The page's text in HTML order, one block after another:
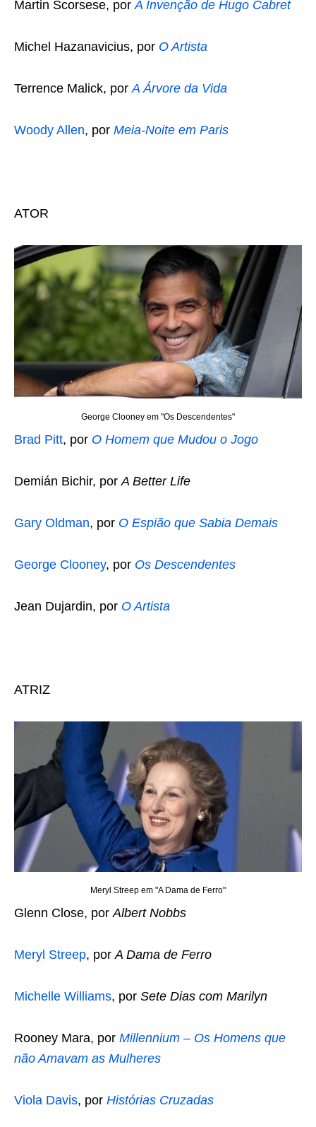
Martin Scorsese, porA Invenção de Hugo Cabret
Michel Hazanavicius, por O Artista
Terrence Malick, porA Árvore da Vida
Woody Allen, por Meia-Noite em Paris
ATOR
George Clooney em "Os Descendentes"
Brad Pitt, por O Homem que Mudou o Jogo
Demián Bichir, por A Better Life
Gary Oldman, por O Espião que Sabia Demais
George Clooney, por Os Descendentes
Jean Dujardin, por O Artista
ATRIZ
Meryl Streep em "A Dama de Ferro"
Glenn Close, por Albert Nobbs
Meryl Streep, por A Dama de Ferro
Michelle Williams, por Sete Dias com Marilyn
Rooney Mara, por Millennium – Os Homens que
não Amavam as Mulheres
Viola Davis, por Histórias Cruzadas